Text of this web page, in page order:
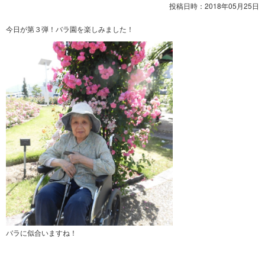
投稿日時：2018年05月25日
今日が第３弾！バラ園を楽しみました！
バラに似合いますね！